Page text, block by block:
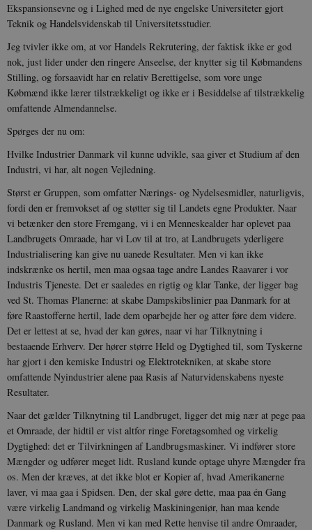
Ekspansionsevne og i Lighed med de nye engelske Universiteter gjort
Teknik og Handelsvidenskab til Universitetsstudier.
Jeg tvivler ikke om, at vor Handels Rekrutering, der faktisk ikke er god
nok, just lider under den ringere Anseelse, der knytter sig til Købmandens
Stilling, og forsaavidt har en relativ Berettigelse, som vore unge
Købmænd ikke lærer tilstrækkeligt og ikke er i Besiddelse af tilstrækkelig
omfattende Almendannelse.
Spørges der nu om:
Hvilke Industrier Danmark vil kunne udvikle, saa giver et Studium af den
Industri, vi har, alt nogen Vejledning.
Størst er Gruppen, som omfatter Nærings- og Nydelsesmidler, naturligvis,
fordi den er fremvokset af og støtter sig til Landets egne Produkter. Naar
vi betænker den store Fremgang, vi i en Menneskealder har oplevet paa
Landbrugets Omraade, har vi Lov til at tro, at Landbrugets yderligere
Industrialisering kan give nu uanede Resultater. Men vi kan ikke
indskrænke os hertil, men maa ogsaa tage andre Landes Raavarer i vor
Industris Tjeneste. Det er saaledes en rigtig og klar Tanke, der ligger bag
ved St. Thomas Planerne: at skabe Dampskibslinier paa Danmark for at
føre Raastofferne hertil, lade dem oparbejde her og atter føre dem videre.
Det er lettest at se, hvad der kan gøres, naar vi har Tilknytning i
bestaaende Erhverv. Der hører større Held og Dygtighed til, som Tyskerne
har gjort i den kemiske Industri og Elektrotekniken, at skabe store
omfattende Nyindustrier alene paa Rasis af Naturvidenskabens nyeste
Resultater.
Naar det gælder Tilknytning til Landbruget, ligger det mig nær at pege paa
et Omraade, der hidtil er vist altfor ringe Foretagsomhed og virkelig
Dygtighed: det er Tilvirkningen af Landbrugsmaskiner. Vi indfører store
Mængder og udfører meget lidt. Rusland kunde optage uhyre Mængder fra
os. Men der kræves, at det ikke blot er Kopier af, hvad Amerikanerne
laver, vi maa gaa i Spidsen. Den, der skal gøre dette, maa paa én Gang
være virkelig Landmand og virkelig Maskiningeniør, han maa kende
Danmark og Rusland. Men vi kan med Rette henvise til andre Omraader,
__cf_bm
Cloudflare Inc.
Navn Udbyder / Domæne Udløb
nmstat
Siteimprove A/S
.danmarkshistorien.dk
1 år 1
CloudFront-
Key-Pair-Id
.h5p.com Session
_gid
Google LLC
.danmarkshistorien.dk
1 dag
h5pcomsession
danmarkshistoriendk.h5p.com 1 dag
CloudFront-
Signature
.h5p.com Session
Domæne
Udløb Beskrivelse
VISITOR_INFO1_LIVE
Google LLC
.youtube.com
6
måneder
Denne cookie
indstilles af
for at holde
for Youtube-
indlejret i
websteder;
også afgøre,
bruger den
gamle
NID
Google LLC
.google.com
6
3 dage
Denne cookie
DoubleClick
dine
vise dig
annoncer på
websteder.
YSC
.youtube.com
Session
Denne cookie
indstilles af
YouTube til
visninger af
indlejrede
Navn
Udbyder /
cf_clearance
Cloudflare,
Inc.
.podbean.com
1 år
Domæne
Udløb
_cfuvid .vimeo.com
Session
VISITOR_PRIVACY_METADATA
YouTube
.youtube.com
måneder